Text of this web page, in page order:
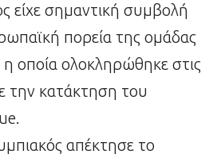
είχε σημαντική συμβολή
πορεία της ομάδας
οποία ολοκληρώθηκε στις
την κατάκτηση του
απέκτησε το